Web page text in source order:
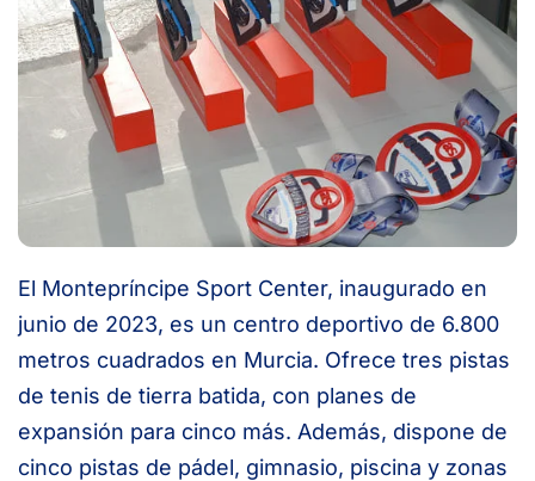
El Montepríncipe Sport Center, inaugurado en
junio de 2023, es un centro deportivo de 6.800
metros cuadrados en Murcia. Ofrece tres pistas
de tenis de tierra batida, con planes de
expansión para cinco más. Además, dispone de
cinco pistas de pádel, gimnasio, piscina y zonas